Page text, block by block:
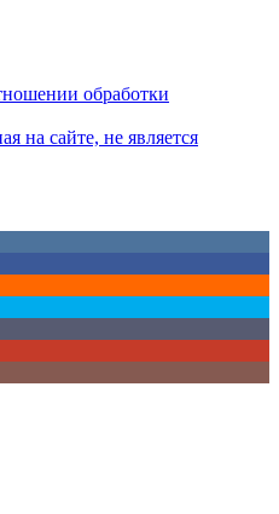
обработки
на сайте, не является